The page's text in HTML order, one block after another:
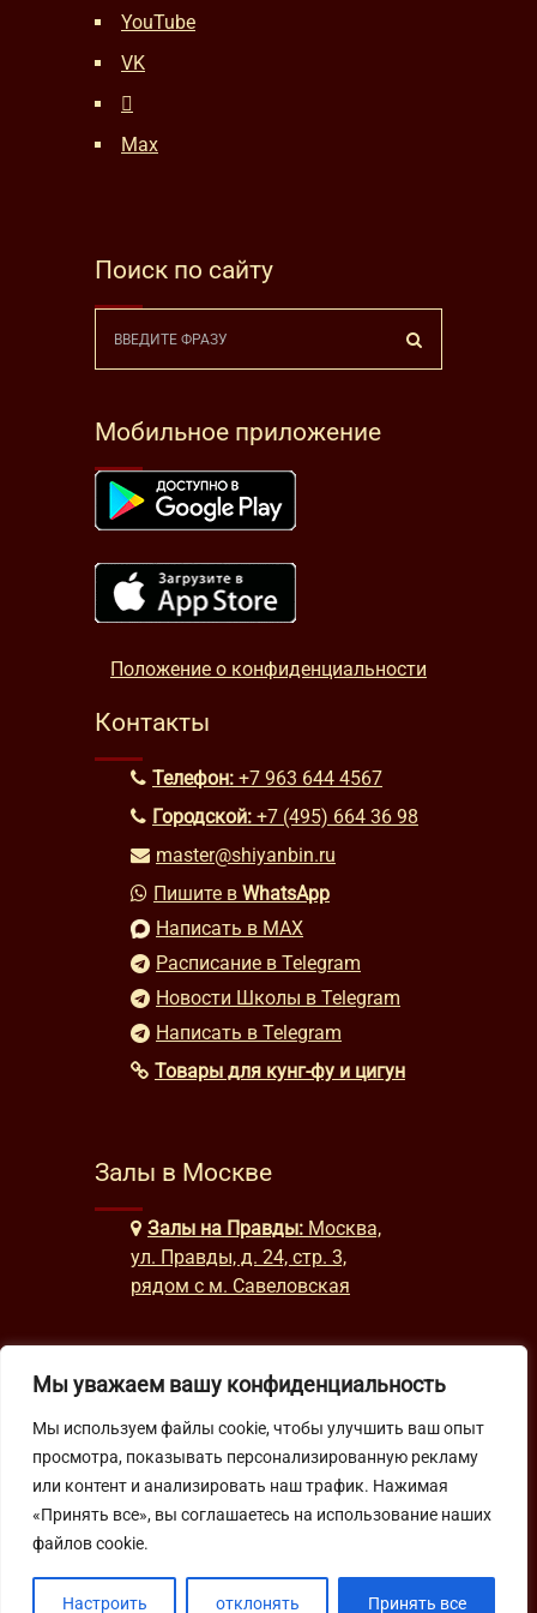
Мы уважаем вашу конфиденциальность
Мы используем файлы cookie, чтобы улучшить ваш опыт
просмотра, показывать персонализированную рекламу
или контент и анализировать наш трафик. Нажимая
«Принять все», вы соглашаетесь на использование наших
файлов cookie.
Настроить отклонять Принять все
YouTube
VK
Max
Поиск по сайту
Мобильное приложение
Положение о конфиденциальности
Контакты
Телефон: +7 963 644 4567
Городской: +7 (495) 664 36 98
master@shiyanbin.ru
Пишите в WhatsApp
Написать в MAX
Расписание в Telegram
Новости Школы в Telegram
Написать в Telegram
Товары для кунг-фу и цигун
Залы в Москве
Залы на Правды: Москва,
ул. Правды, д. 24, стр. 3,
рядом с м. Савеловская
Часы работы
будни: с 9:00 до 22:00
выходные: с 10:00 до 19:30
Подпишитесь на нашу рассылку